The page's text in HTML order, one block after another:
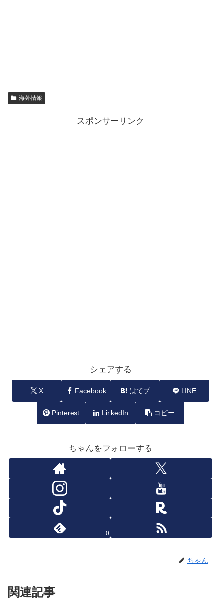
海外情報
スポンサーリンク
シェアする
X Facebook はてブ LINE
Pinterest LinkedIn コピー
ちゃんをフォローする
0
ちゃん
関連記事